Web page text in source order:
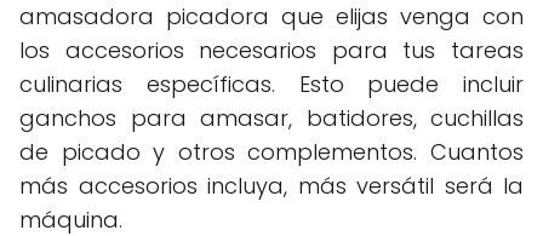
amasadora picadora que elijas venga con
los accesorios necesarios para tus tareas
culinarias específicas. Esto puede incluir
ganchos para amasar, batidores, cuchillas
de picado y otros complementos. Cuantos
más accesorios incluya, más versátil será la
máquina.